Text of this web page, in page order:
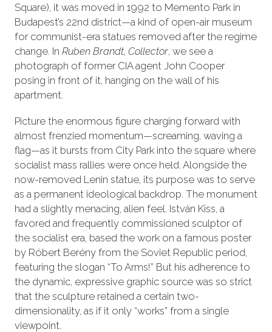
Square), it was moved in 1992 to Memento Park in
Budapest’s 22nd district—a kind of open-air museum
for communist-era statues removed after the regime
change. In Ruben Brandt, Collector, we see a
photograph of former CIA agent John Cooper
posing in front of it, hanging on the wall of his
apartment.
Picture the enormous figure charging forward with
almost frenzied momentum—screaming, waving a
flag—as it bursts from City Park into the square where
socialist mass rallies were once held. Alongside the
now-removed Lenin statue, its purpose was to serve
as a permanent ideological backdrop. The monument
had a slightly menacing, alien feel. István Kiss, a
favored and frequently commissioned sculptor of
the socialist era, based the work on a famous poster
by Róbert Berény from the Soviet Republic period,
featuring the slogan “To Arms!” But his adherence to
the dynamic, expressive graphic source was so strict
that the sculpture retained a certain two-
dimensionality, as if it only “works” from a single
viewpoint.